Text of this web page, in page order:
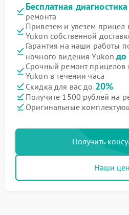
Бесплатная диагностика
ремонта
Привезем и увезем прицел
Yukon собственной
Гарантия на наши работы
ночного видения Yukonдо
Срочный ремонт прицелов
Yukon в течении часа
Скидка для вас до 20%
Получите 1500 рублей на
Оригинальные
Получить
Наши